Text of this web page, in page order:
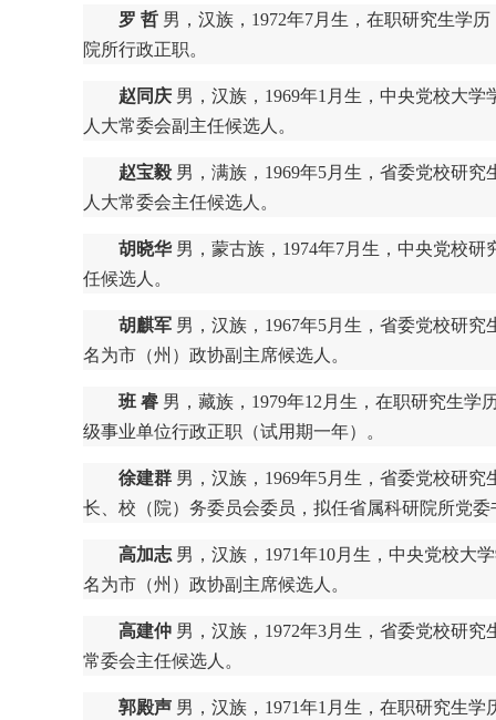
罗 哲 男，汉族，1972年7月生，在职研究生学
院所行政正职。
赵同庆 男，汉族，1969年1月生，中央党校大
人大常委会副主任候选人。
赵宝毅 男，满族，1969年5月生，省委党校研
人大常委会主任候选人。
胡晓华男，蒙古族，1974年7月生，中央党校
任候选人。
胡麒军 男，汉族，1967年5月生，省委党校研
名为市（州）政协副主席候选人。
班 睿 男，藏族，1979年12月生，在职研究生
级事业单位行政正职（试用期一年）。
徐建群 男，汉族，1969年5月生，省委党校研
长、校（院）务委员会委员，拟任省属科研院所党委
高加志 男，汉族，1971年10月生，中央党校大
名为市（州）政协副主席候选人。
高建仲 男，汉族，1972年3月生，省委党校研
常委会主任候选人。
郭殿声 男，汉族，1971年1月生，在职研究生